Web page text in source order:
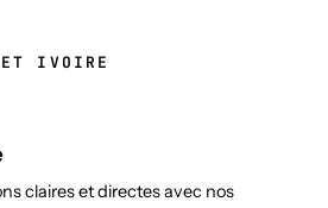
IVOIRE
claires et directes avec nos